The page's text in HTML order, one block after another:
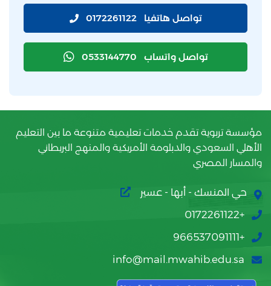
تواصل هاتفيا 0172261122
تواصل واتساب 0533144770
مؤسسة تربوية تقدم خدمات تعليمية متنوعة ما بين التعليم
الأهلي السعودي والدبلومة الأمريكية والمنهج البريطاني
والمسار المصري
حي المنسك - أبها - عسير
+0172261122
+966537091111
info@mail.mwahib.edu.sa